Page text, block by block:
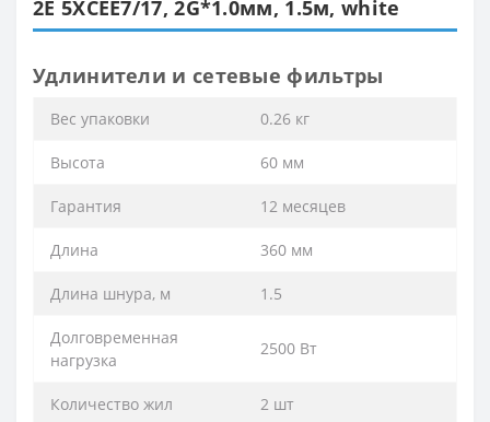
2E 5XCEE7/17, 2G*1.0мм, 1.5м, white
Удлинители и сетевые фильтры
Вес упаковки 0.26 кг
Высота 60 мм
Гарантия 12 месяцев
Длина 360 мм
Длина шнура, м 1.5
Долговременная
нагрузка
2500 Вт
Количество жил 2 шт